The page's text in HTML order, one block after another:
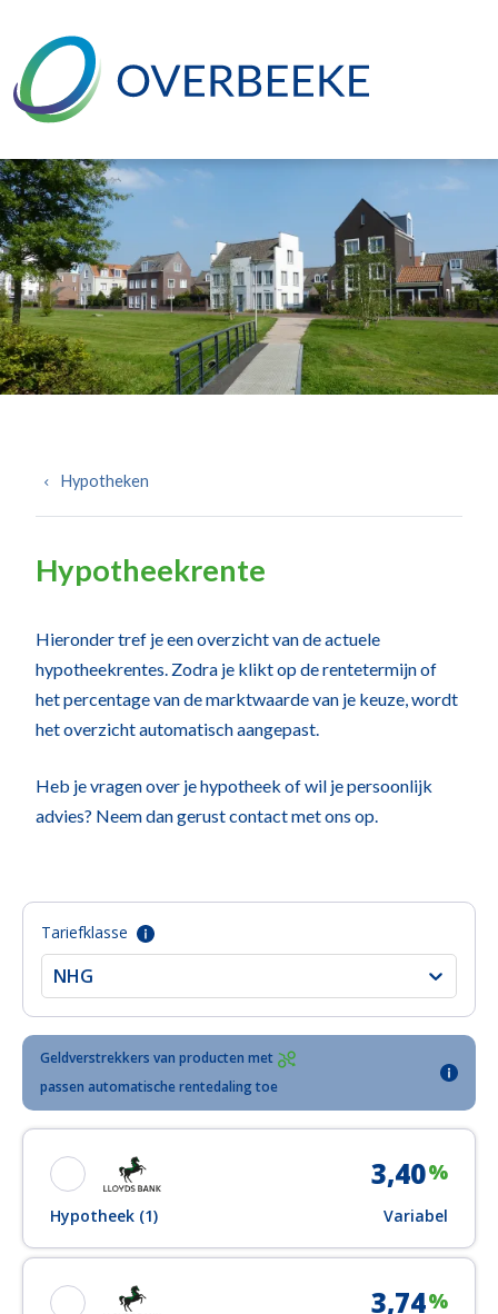
Hypotheken
Hypotheekrente
Hieronder tref je een overzicht van de actuele
hypotheekrentes. Zodra je klikt op de rentetermijn of
het percentage van de marktwaarde van je keuze, wordt
het overzicht automatisch aangepast.
Heb je vragen over je hypotheek of wil je persoonlijk
advies? Neem dan gerust contact met ons op.